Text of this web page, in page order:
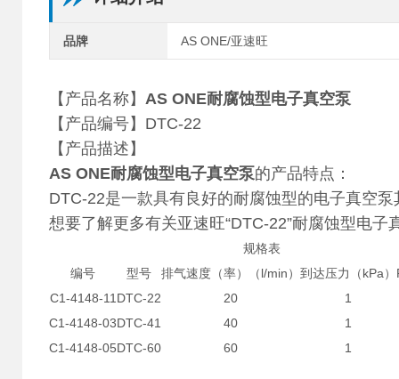
品牌 AS ONE/亚速旺
【产品名称】 AS ONE耐腐蚀型电子真空泵
【产品编号】DTC-22
【产品描述】
AS ONE耐腐蚀型电子真空泵的产品特点：
DTC-22是一款具有良好的耐腐蚀型的电子真空
想要了解更多有关亚速旺“DTC-22”耐腐蚀型电
规格表
编号
型号 排气速度（率）（l/min） 到达压力（kPa）
C1-4148-11 DTC-22 20
1
C1-4148-03DTC-41 40
1
C1-4148-05DTC-60 60 1